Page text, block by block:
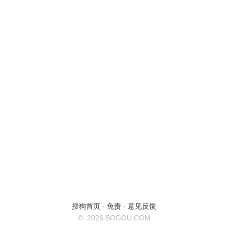
搜狗首页 - 免责 - 意见反馈
© 2026 SOGOU.COM